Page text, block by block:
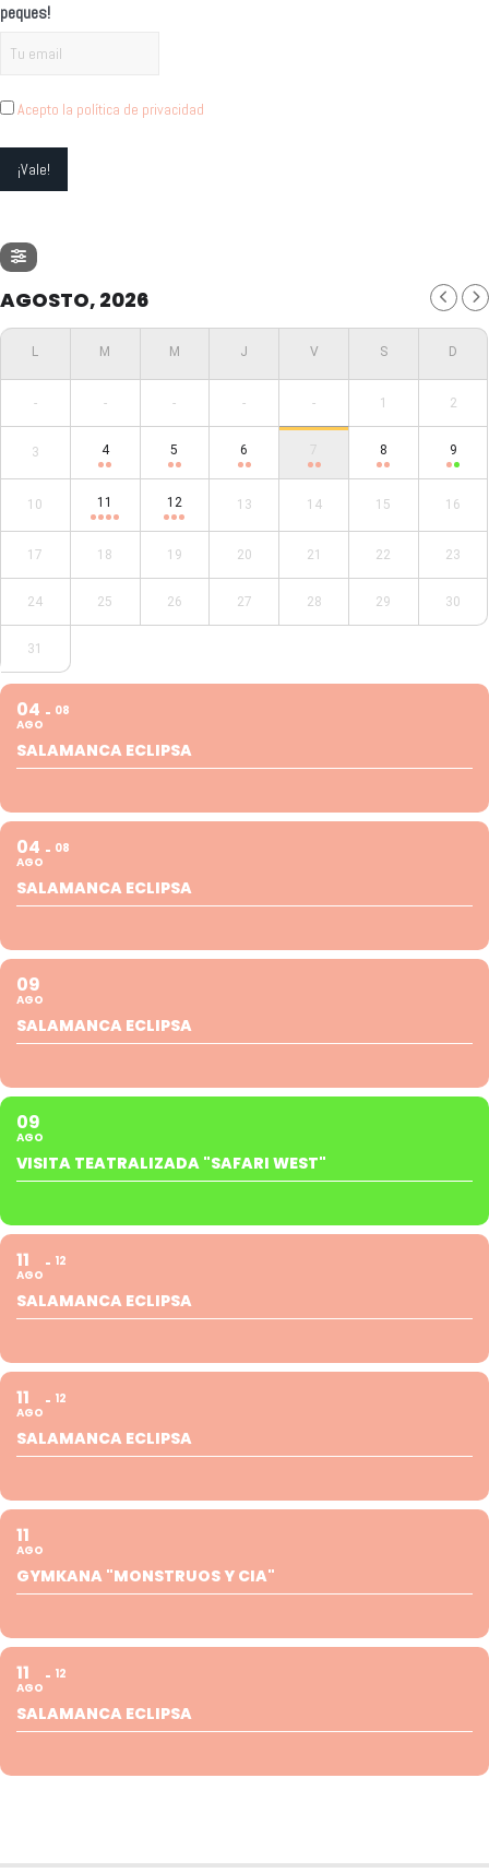
peques!
Acepto la política de privacidad
AGOSTO, 2026
- - - - - 1 2
3 4 5 6 7 8 9
10 11 12 13 14 15 16
17 18 19 20 21 22 23
24 25 26 27 28 29 30
31
04
AGO
08
SALAMANCA ECLIPSA
04
AGO
08
SALAMANCA ECLIPSA
09
AGO
SALAMANCA ECLIPSA
09
AGO
VISITA TEATRALIZADA "SAFARI WEST"
11
AGO
12
SALAMANCA ECLIPSA
11
AGO
12
SALAMANCA ECLIPSA
11
AGO
GYMKANA "MONSTRUOS Y CIA"
11
AGO
12
SALAMANCA ECLIPSA